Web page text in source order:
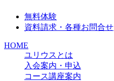
無料体験
資料請求・各種お問合せ
HOME
ユリウスとは
入会案内・申込
コース講座案内